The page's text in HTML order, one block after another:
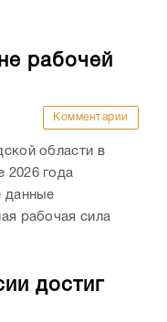
рабочей
Комментарии
области в
2026 года
данные
рабочая сила
достиг